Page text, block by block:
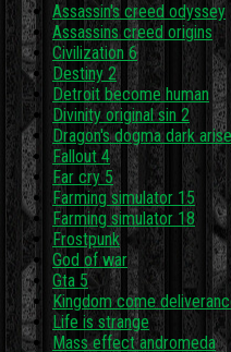
Assassin's creed odyssey
Assassins creed origins
Civilization 6
Destiny 2
Detroit become human
Divinity original sin 2
Dragon's dogma dark
Fallout 4
Far cry 5
Farming simulator 15
Farming simulator 18
Frostpunk
God of war
Gta 5
Kingdom come
Life is strange
Mass effect andromeda